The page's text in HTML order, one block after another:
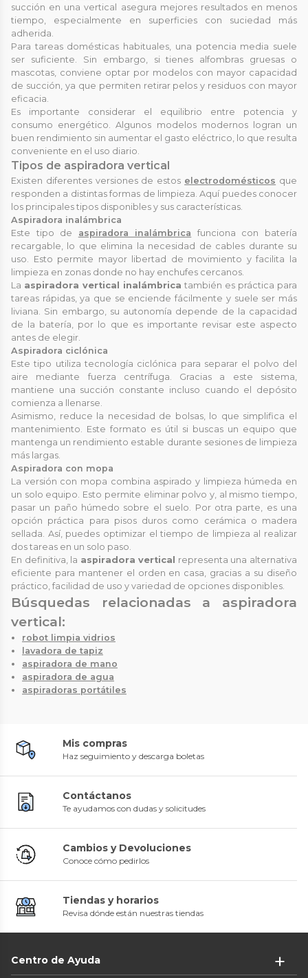
succión en una vertical asegura mejores resultados en menos
tiempo, especialmente en superficies con suciedad más
adherida.
Para tareas domésticas habituales, una potencia media suele
ser suficiente. Sin embargo, si tienes alfombras gruesas o
mascotas, conviene optar por modelos con mayor capacidad
de succión, ya que permiten retirar pelos y residuos con mayor
eficacia.
Es importante considerar el equilibrio entre potencia y
consumo energético. Algunos modelos modernos logran un
buen rendimiento sin aumentar el gasto eléctrico, lo que resulta
conveniente en el uso diario.
Tipos de aspiradora vertical
Existen diferentes versiones de estos electrodomésticos que
responden a distintas formas de limpieza. Aquí puedes conocer
los principales tipos disponibles y sus características.
Aspiradora inalámbrica
Este tipo de aspiradora inalámbrica funciona con batería
recargable, lo que elimina la necesidad de cables durante su
uso. Esto permite mayor libertad de movimiento y facilita la
limpieza en zonas donde no hay enchufes cercanos.
La aspiradora vertical inalámbrica también es práctica para
tareas rápidas, ya que se enciende fácilmente y suele ser más
liviana. Sin embargo, su autonomía depende de la capacidad
de la batería, por lo que es importante revisar este aspecto
antes de elegir.
Aspiradora ciclónica
Este tipo utiliza tecnología ciclónica para separar el polvo del
aire mediante fuerza centrífuga. Gracias a este sistema,
mantiene una succión constante incluso cuando el depósito
comienza a llenarse.
Asimismo, reduce la necesidad de bolsas, lo que simplifica el
mantenimiento. Este formato es útil si buscas un equipo que
mantenga un rendimiento estable durante sesiones de limpieza
más largas.
Aspiradora con mopa
La versión con mopa combina aspirado y limpieza húmeda en
un solo equipo. Esto permite eliminar polvo y, al mismo tiempo,
pasar un paño húmedo sobre el suelo. Por otra parte, es una
opción práctica para pisos duros como cerámica o madera
sellada. Así, puedes optimizar el tiempo de limpieza al realizar
dos tareas en un solo paso.
En definitiva, la aspiradora vertical
representa una alternativa
eficiente para mantener el orden en casa, gracias a su diseño
práctico, facilidad de uso y variedad de opciones disponibles.
Búsquedas relacionadas a aspiradora
vertical:
robot limpia vidrios
lavadora de tapiz
aspiradora de mano
aspiradora de agua
aspiradoras portátiles
Mis compras
Haz seguimiento y descarga boletas
Contáctanos
Te ayudamos con dudas y solicitudes
Cambios y Devoluciones
Conoce cómo pedirlos
Tiendas y horarios
Revisa dónde están nuestras tiendas
Centro de Ayuda